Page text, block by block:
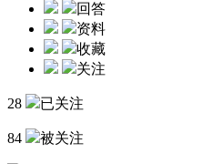
回答
资料
收藏
关注
28 已关注
84 被关注